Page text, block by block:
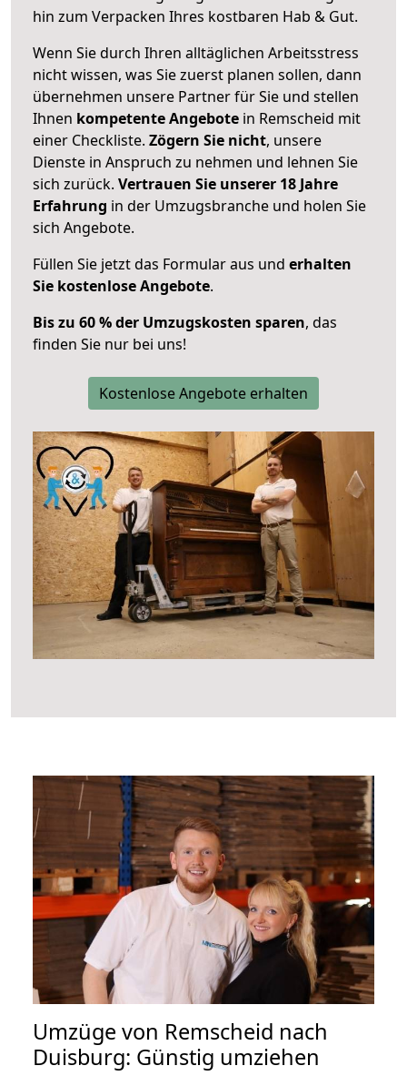
hin zum Verpacken Ihres kostbaren Hab & Gut.
Wenn Sie durch Ihren alltäglichen Arbeitsstress
nicht wissen, was Sie zuerst planen sollen, dann
übernehmen unsere Partner für Sie und stellen
Ihnen kompetente Angebote in Remscheid mit
einer Checkliste. Zögern Sie nicht, unsere
Dienste in Anspruch zu nehmen und lehnen Sie
sich zurück. Vertrauen Sie unserer 18 Jahre
Erfahrung in der Umzugsbranche und holen Sie
sich Angebote.
Füllen Sie jetzt das Formular aus und erhalten
Sie kostenlose Angebote.
Bis zu 60 % der Umzugskosten sparen, das
finden Sie nur bei uns!
Kostenlose Angebote erhalten
Umzüge von Remscheid nach
Duisburg: Günstig umziehen